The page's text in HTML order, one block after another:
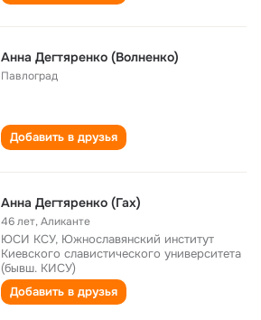
Анна Дегтяренко (Волненко)
Павлоград
Добавить в друзья
Анна Дегтяренко (Гах)
46 лет,Аликанте
ЮСИ КСУ, Южнославянский институт
Киевского славистического университета
(бывш. КИСУ)
Добавить в друзья